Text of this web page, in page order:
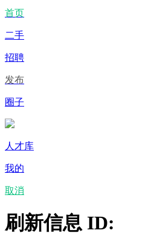
首页
二手
招聘
发布
圈子
人才库
我的
取消
刷新信息 ID: